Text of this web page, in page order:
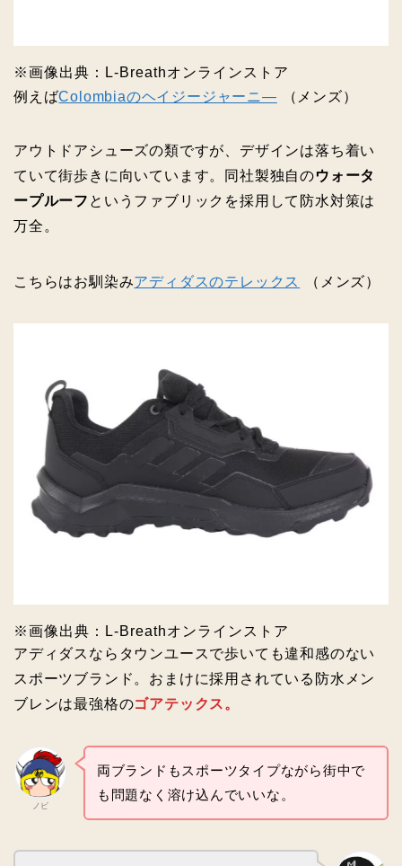
※画像出典：L‐Breathオンラインストア
例えばColombiaのヘイジージャーニ― （メンズ）
アウトドアシューズの類ですが、デザインは落ち着い
ていて街歩きに向いています。同社製独自のウォータ
ープルーフ というファブリックを採用して防水対策は
万全。
こちらはお馴染みアディダスのテレックス （メンズ）
※画像出典：L‐Breathオンラインストア
アディダスならタウンユースで歩いても違和感のない
スポーツブランド。おまけに採用されている防水メン
ブレンは最強格のゴアテックス。
ノビ
両ブランドもスポーツタイプながら街中で
も問題なく溶け込んでいいな。